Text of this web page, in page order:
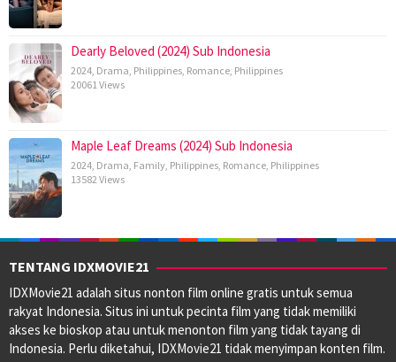
Dearly Beloved (2024) Sub Indonesia
2024 Drama Philippines Romance Philippines
20061 Views
Maple Leaf Dreams (2024) Sub Indonesia
2024 Drama Family Philippines Romance Philippines
13582 Views
TENTANG IDXMOVIE21
IDXMovie21 adalah situs nonton film online gratis untuk semua
rakyat Indonesia. Situs ini untuk pecinta film yang tidak memiliki
akses ke bioskop atau untuk menonton film yang tidak tayang di
Indonesia. Perlu diketahui, IDXMovie21 tidak menyimpan konten film.